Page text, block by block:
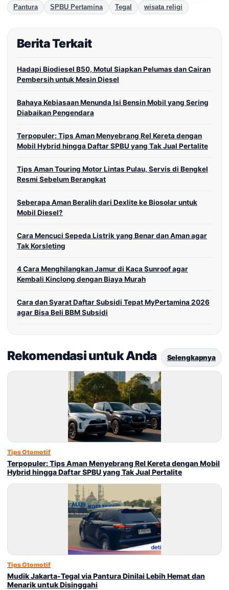
Pantura
SPBU Pertamina Tegal wisata religi
Berita Terkait
Hadapi Biodiesel B50, Motul Siapkan Pelumas dan Cairan
Pembersih untuk Mesin Diesel
Bahaya Kebiasaan Menunda Isi Bensin Mobil yang Sering
Diabaikan Pengendara
Terpopuler: Tips Aman Menyebrang Rel Kereta dengan
Mobil Hybrid hingga Daftar SPBU yang Tak Jual Pertalite
Tips Aman Touring Motor Lintas Pulau, Servis di Bengkel
Resmi Sebelum Berangkat
Seberapa Aman Beralih dari Dexlite ke Biosolar untuk
Mobil Diesel?
Cara Mencuci Sepeda Listrik yang Benar dan Aman agar
Tak Korsleting
4 Cara Menghilangkan Jamur di Kaca Sunroof agar
Kembali Kinclong dengan Biaya Murah
Cara dan Syarat Daftar Subsidi Tepat MyPertamina 2026
agar Bisa Beli BBM Subsidi
Rekomendasi untuk Anda Selengkapnya
Tips Otomotif
Terpopuler: Tips Aman Menyebrang Rel Kereta dengan Mobil
Hybrid hingga Daftar SPBU yang Tak Jual Pertalite
Tips Otomotif
Mudik Jakarta-Tegal via Pantura Dinilai Lebih Hemat dan
Menarik untuk Disinggahi